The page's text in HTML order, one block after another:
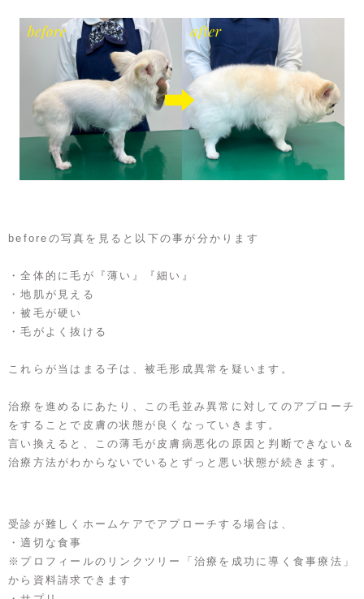
beforeの写真を見ると以下の事が分かります
・全体的に毛が『薄い』『細い』
・地肌が見える
・被毛が硬い
・毛がよく抜ける
これらが当はまる子は、被毛形成異常を疑います。
治療を進めるにあたり、この毛並み異常に対してのアプローチ
をすることで皮膚の状態が良くなっていきます。
言い換えると、この薄毛が皮膚病悪化の原因と判断できない＆
治療方法がわからないでいるとずっと悪い状態が続きます。
受診が難しくホームケアでアプローチする場合は、
・適切な食事
※プロフィールのリンクツリー「治療を成功に導く食事療法」
から資料請求できます